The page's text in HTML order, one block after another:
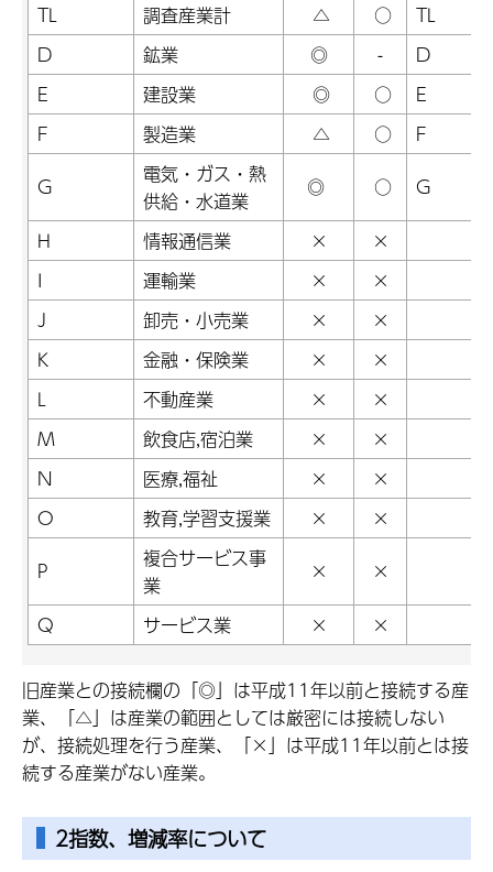
TL 調査産業計 △ ○
TL
D
鉱業 ◎ -
D
E
建設業 ◎ ○
E
F
製造業 △ ○
F
G
電気・ガス・熱
供給・水道業
◎ ○
G
H
情報通信業 ×
×
I
運輸業 ×
×
J
卸売・小売業 ×
×
K
金融・保険業 ×
×
L
不動産業 ×
×
M
飲食店,宿泊業 ×
×
N
医療,福祉 ×
×
O
教育,学習支援業 ×
×
P
複合サービス事
業
×
×
Q
サービス業 × ×
旧産業との接続欄の「◎」は平成11年以前と接続する産
業、「△」は産業の範囲としては厳密には接続しない
が、接続処理を行う産業、「×」は平成11年以前とは接
続する産業がない産業。
2指数、増減率について